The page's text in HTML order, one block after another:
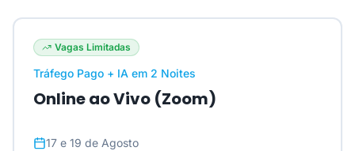
Vagas Limitadas
Tráfego Pago + IA em 2 Noites
Online ao Vivo (Zoom)
17 e 19 de Agosto